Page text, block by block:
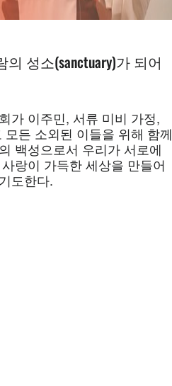
성소(sanctuary)가 되어
가 이주민, 서류 미비 가정,
모든 소외된 이들을 위해 함께
백성으로서 우리가 서로에
랑이 가득한 세상을 만들어
도한다.